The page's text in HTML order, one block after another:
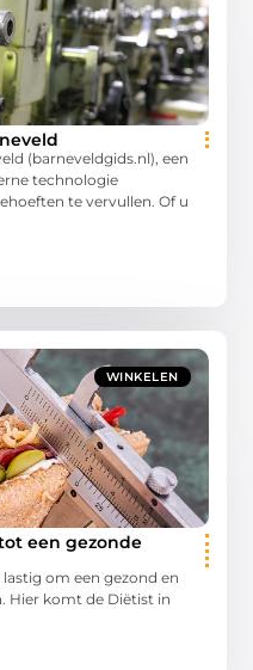
(barneveldgids.nl), een
technologie
te vervullen. Of u
WINKELEN
een gezonde
om een gezond en
Hier komt de Diëtist in